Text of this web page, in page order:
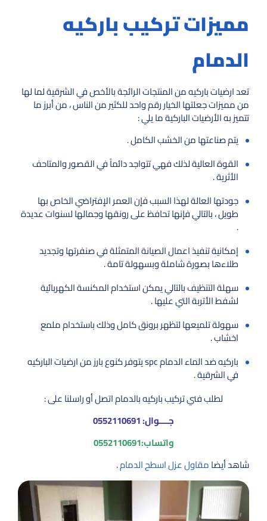
مميزات تركيب باركيه
الدمام
تعد ارضيات باركيه من المنتجات الرائجة بالأخص في الشرقية لما لها
من مميزات جعلتها الخيار رقم واحد للكثير من الناس ، من أبرز ما
تتميز به الأرضيات الباركية ما يلي :
يتم صناعتها من الخشب الكامل .
القوة العالية لذلك فهي تتواجد دائماً في القصور والمتاحف
الأثرية .
جودتها العالة لهذا السبب فإن العمر الإفتراضي الخاص بها
طويل ، بالتالي فإنها تحافظ على رونقها وجمالها لسنوات عديدة
.
إمكانية تنفيذ اعمال الصيانة المتمثلة في صنفرتها وتجديد
طلاءها بصورة شاملة وبسهولة تامة .
سهلة التنظيف بالتالي يمكن استخدام المكنسة الكهربائية
لشفط الأتربة التي عليها .
سهولة تلميعها لتظهر برونق كامل وذلك باستخدام ملمع
اخشاب .
باركيه ضد الماء الدمام spc يتوفر كنوع بارز من ارضيات الباركيه
في الشرقية .
لطلب فني تركيب باركيه بالدمام اتصل أو راسلنا على :
جــــوال:0552110691
واتساب:0552110691
شاهد أيضامقاول عزل اسطح الدمام.